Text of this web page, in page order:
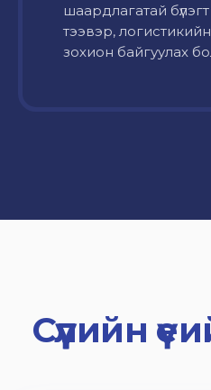
шаардлагатай
тээвэр,
зохион байгуулах
Сүүлийн